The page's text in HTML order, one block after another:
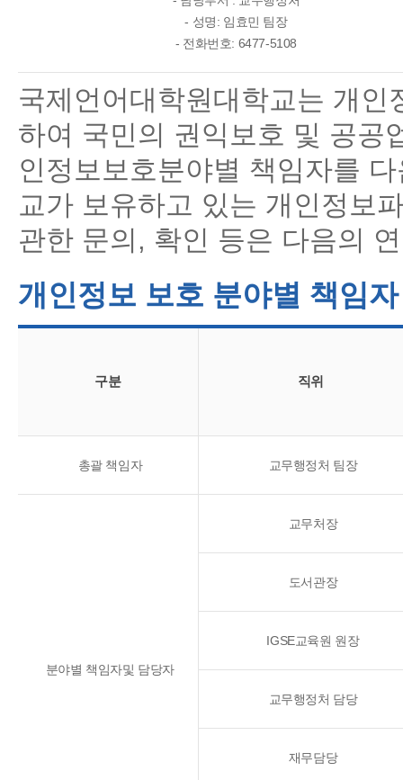
- 성명: 임효민 팀장
- 전화번호: 6477-5108
국제언어대학원대학교는 개
하여 국민의 권익보호 및 공공
인정보보호분야별 책임자를
교가 보유하고 있는 개인정보
관한 문의, 확인 등은 다음의
개인정보 보호 분야별 책임자
구분 직위
총괄 책임자 교무행정처 팀장
분야별 책임자및 담당자
교무처장
도서관장
IGSE교육원 원장
교무행정처 담당
재무담당